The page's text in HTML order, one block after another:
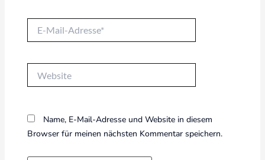
Mail-
Name, E-Mail-Adresse und Website in diesem
Browser für meinen nächsten Kommentar speichern.